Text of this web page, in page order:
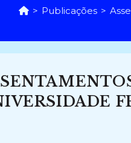
> Publicações >